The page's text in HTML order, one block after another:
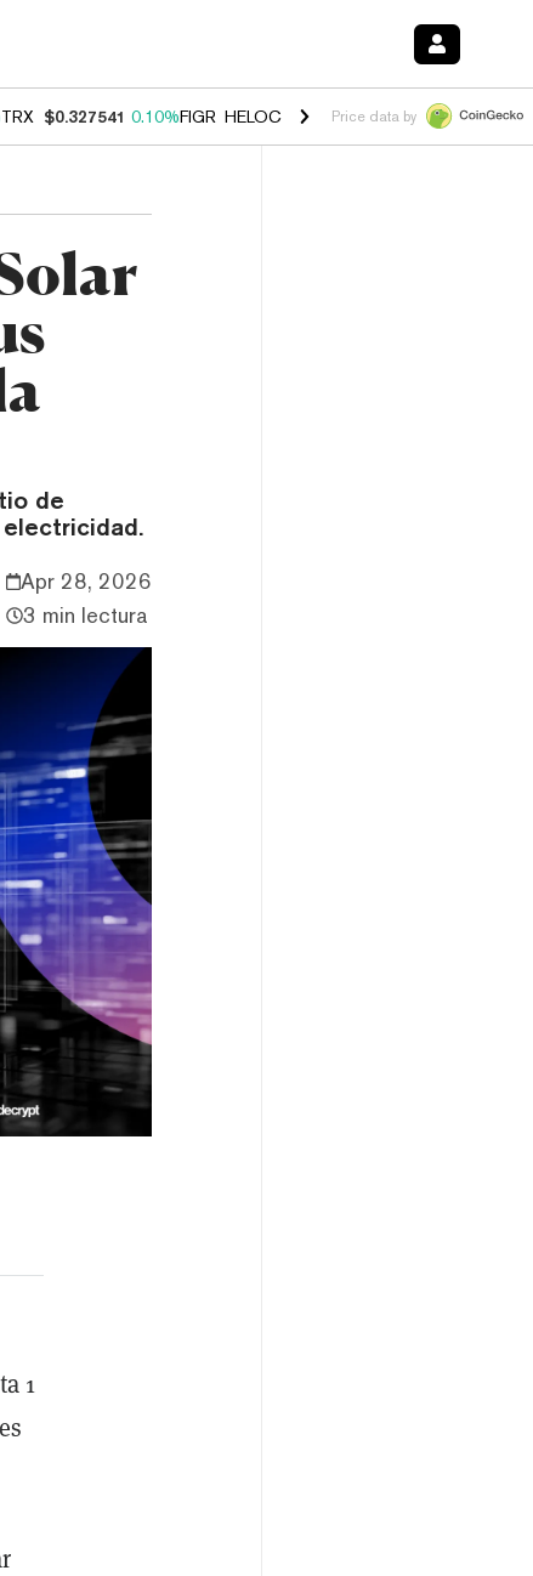
TRX $0.327541 0.10%FIGR_HELOC $1.038 1.80%HYPE $55.18 -
Price data by
de
Apr 28, 2026
3 min lectura
1